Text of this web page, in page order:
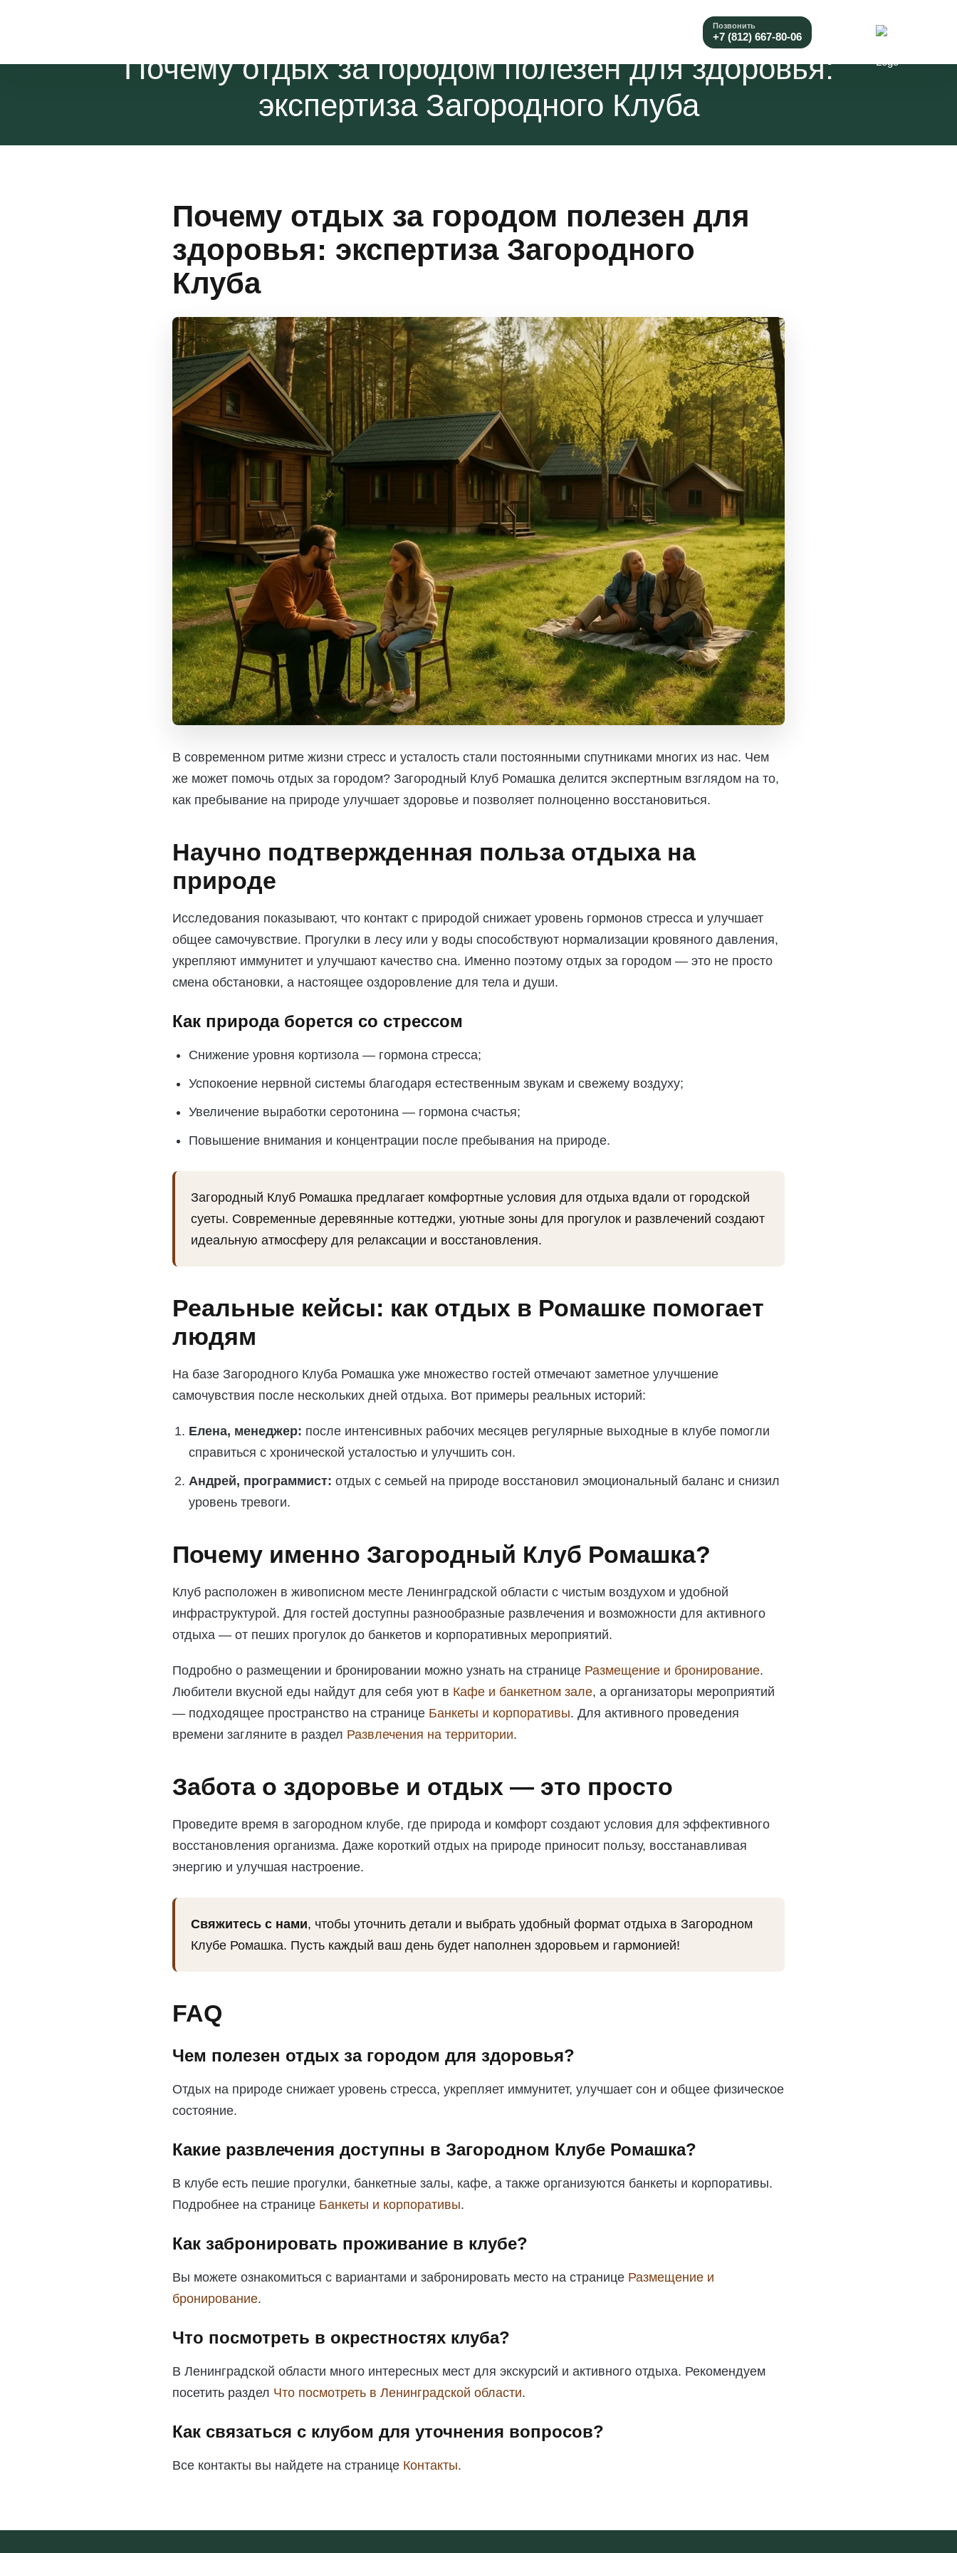
Позвонить
+7 (812) 667-80-06
Почему отдых за городом полезен для здоровья:
экспертиза Загородного Клуба
Почему отдых за городом полезен для
здоровья: экспертиза Загородного
Клуба
В современном ритме жизни стресс и усталость стали постоянными спутниками многих из нас. Чем
же может помочь отдых за городом? Загородный Клуб Ромашка делится экспертным взглядом на то,
как пребывание на природе улучшает здоровье и позволяет полноценно восстановиться.
Научно подтвержденная польза отдыха на
природе
Исследования показывают, что контакт с природой снижает уровень гормонов стресса и улучшает
общее самочувствие. Прогулки в лесу или у воды способствуют нормализации кровяного давления,
укрепляют иммунитет и улучшают качество сна. Именно поэтому отдых за городом — это не просто
смена обстановки, а настоящее оздоровление для тела и души.
Как природа борется со стрессом
Снижение уровня кортизола — гормона стресса;
Успокоение нервной системы благодаря естественным звукам и свежему воздуху;
Увеличение выработки серотонина — гормона счастья;
Повышение внимания и концентрации после пребывания на природе.
Загородный Клуб Ромашка предлагает комфортные условия для отдыха вдали от городской
суеты. Современные деревянные коттеджи, уютные зоны для прогулок и развлечений создают
идеальную атмосферу для релаксации и восстановления.
Реальные кейсы: как отдых в Ромашке помогает
людям
На базе Загородного Клуба Ромашка уже множество гостей отмечают заметное улучшение
самочувствия после нескольких дней отдыха. Вот примеры реальных историй:
Елена, менеджер: после интенсивных рабочих месяцев регулярные выходные в клубе помогли
справиться с хронической усталостью и улучшить сон.
Андрей, программист: отдых с семьей на природе восстановил эмоциональный баланс и снизил
уровень тревоги.
Почему именно Загородный Клуб Ромашка?
Клуб расположен в живописном месте Ленинградской области с чистым воздухом и удобной
инфраструктурой. Для гостей доступны разнообразные развлечения и возможности для активного
отдыха — от пеших прогулок до банкетов и корпоративных мероприятий.
Подробно о размещении и бронировании можно узнать на странице Размещение и бронирование.
Любители вкусной еды найдут для себя уют в Кафе и банкетном зале, а организаторы мероприятий
— подходящее пространство на странице Банкеты и корпоративы. Для активного проведения
времени загляните в раздел Развлечения на территории.
Забота о здоровье и отдых — это просто
Проведите время в загородном клубе, где природа и комфорт создают условия для эффективного
восстановления организма. Даже короткий отдых на природе приносит пользу, восстанавливая
энергию и улучшая настроение.
Свяжитесь с нами, чтобы уточнить детали и выбрать удобный формат отдыха в Загородном
Клубе Ромашка. Пусть каждый ваш день будет наполнен здоровьем и гармонией!
FAQ
Чем полезен отдых за городом для здоровья?
Отдых на природе снижает уровень стресса, укрепляет иммунитет, улучшает сон и общее физическое
состояние.
Какие развлечения доступны в Загородном Клубе Ромашка?
В клубе есть пешие прогулки, банкетные залы, кафе, а также организуются банкеты и корпоративы.
Подробнее на странице Банкеты и корпоративы.
Как забронировать проживание в клубе?
Вы можете ознакомиться с вариантами и забронировать место на странице Размещение и
бронирование.
Что посмотреть в окрестностях клуба?
В Ленинградской области много интересных мест для экскурсий и активного отдыха. Рекомендуем
посетить раздел Что посмотреть в Ленинградской области.
Как связаться с клубом для уточнения вопросов?
Все контакты вы найдете на странице Контакты.